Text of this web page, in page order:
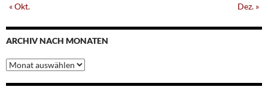
« Okt.
Dez. »
ARCHIV NACH MONATEN
Archiv
nach
Monaten